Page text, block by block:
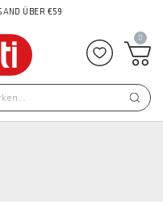
ÜBER €59
Zu
0